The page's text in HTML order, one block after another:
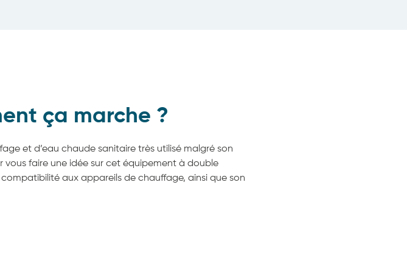
ça marche ?
et d’eau chaude sanitaire très utilisé malgré son
vous faire une idée sur cet équipement à double
aux appareils de chauffage, ainsi que son